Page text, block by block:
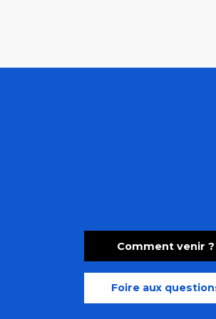
Comment venir ?
Foire aux